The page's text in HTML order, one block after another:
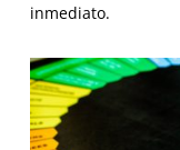
inmediato.